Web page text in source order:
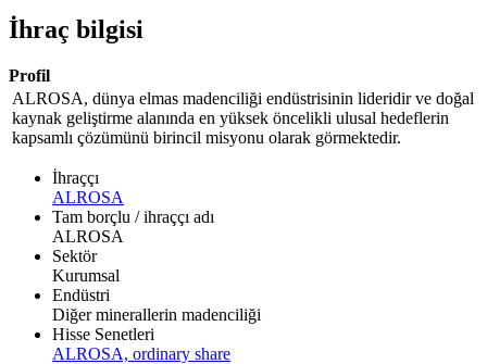
İhraç bilgisi
Profil
ALROSA, dünya elmas madenciliği endüstrisinin lideridir ve doğal
kaynak geliştirme alanında en yüksek öncelikli ulusal hedeflerin
kapsamlı çözümünü birincil misyonu olarak görmektedir.
İhraççı
ALROSA
Tam borçlu / ihraççı adı
ALROSA
Sektör
Kurumsal
Endüstri
Diğer minerallerin madenciliği
Hisse Senetleri
ALROSA, ordinary share